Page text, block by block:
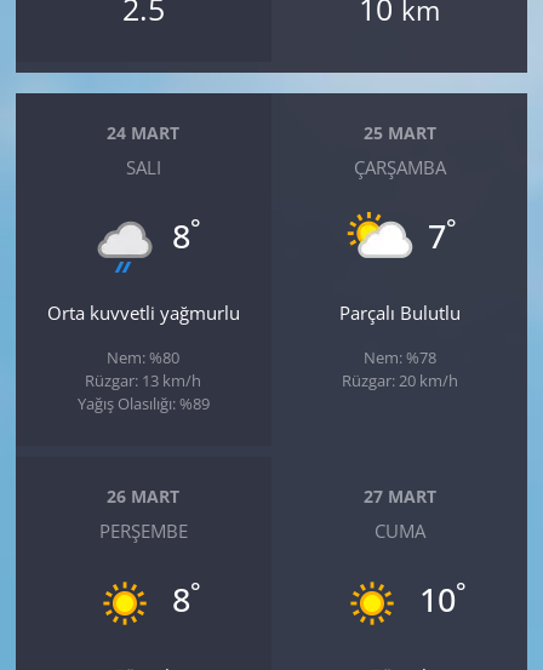
2.5 10 km
24 MART
SALI
8°
Orta kuvvetli yağmurlu
Nem: %80
Rüzgar: 13 km/h
Yağış Olasılığı: %89
25 MART
ÇARŞAMBA
7°
Parçalı Bulutlu
Nem: %78
Rüzgar: 20 km/h
26 MART
PERŞEMBE
8°
27 MART
CUMA
10°